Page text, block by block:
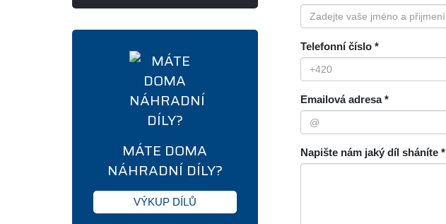
MÁTE DOMA
NÁHRADNÍ DÍLY?
VÝKUP DÍLŮ
Telefonní číslo *
Emailová adresa *
Napište nám jaký díl sháníte *